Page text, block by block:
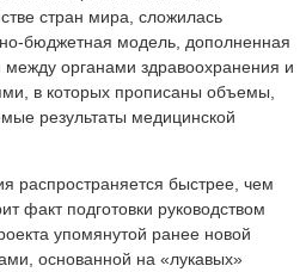
стран мира, сложилась
бюджетная модель, дополненная
органами здравоохранения и
в которых прописаны объемы,
результаты медицинской
распространяется быстрее, чем
факт подготовки руководством
упомянутой ранее новой
основанной на «лукавых»